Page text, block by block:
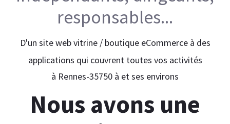
responsables...
D'un site web vitrine / boutique eCommerce à des
applications qui couvrent toutes vos activités
à Rennes-35750 à et ses environs
Nous avons une